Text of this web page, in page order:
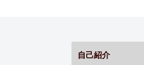
自己紹介